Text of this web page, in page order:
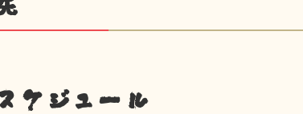
ケジュール